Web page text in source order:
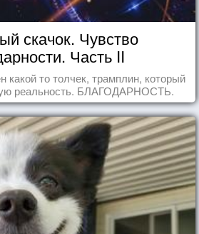
скачок. Чувство
Часть II
какой то толчек, трамплин, который
реальность. БЛАГОДАРНОСТЬ.